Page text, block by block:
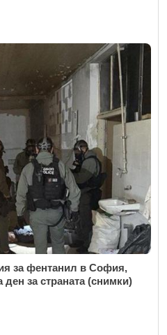
за фентанил в София,
за страната (снимки)